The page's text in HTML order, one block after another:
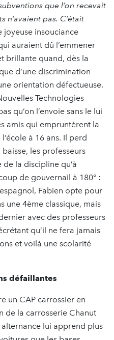
que l’on recevait
n’avaient pas. C’était
joyeuse insouciance
auraient dû l’emmener
brillante quand, dès la
d’une discrimination
orientation défectueuse.
Technologies
qu’on l’envoie sans le lui
amis qui empruntèrent la
à 16 ans. Il perd
les professeurs
la discipline qu’à
de gouvernail à 180° :
Fabien opte pour
une 4ème classique, mais
avec des professeurs
qu’il ne fera jamais
et voilà une scolarité
défaillantes
un CAP carrossier en
de la carrosserie Chanut
lui apprend plus